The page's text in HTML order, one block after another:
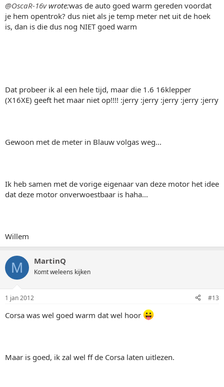
@OscaR-16vwrote:was de auto goed warm gereden voordat
je hem opentrok? dus niet als je temp meter net uit de hoek
is, dan is die dus nog NIET goed warm
Dat probeer ik al een hele tijd, maar die 1.6 16klepper
(X16XE) geeft het maar niet op!!!! :jerry :jerry :jerry :jerry :jerry
Gewoon met de meter in Blauw volgas weg...
Ik heb samen met de vorige eigenaar van deze motor het idee
dat deze motor onverwoestbaar is haha...
Willem
M MartinQ
Komt weleens kijken
1 jan 2012 #13
Corsa was wel goed warm dat wel hoor
Maar is goed, ik zal wel ff de Corsa laten uitlezen.